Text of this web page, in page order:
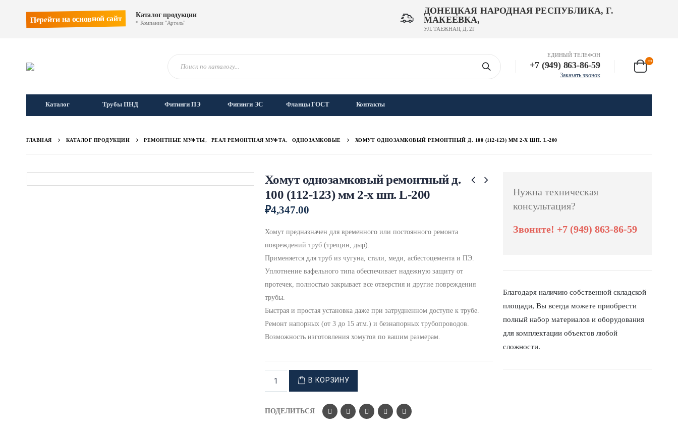
ДОНЕЦКАЯ НАРОДНАЯ РЕСПУБЛИКА, Г.
МАКЕЕВКА,
УЛ. ТАЁЖНАЯ, Д. 2Г
Перейти на основной сайт Каталог продукции
* Компании "Артель"
ЕДИНЫЙ ТЕЛЕФОН
+7 (949) 863-86-59
Заказать звонок
Каталог Трубы ПНД Фитинги ПЭ Фитинги ЭС Фланцы ГОСТ Контакты
ГЛАВНАЯ КАТАЛОГ ПРОДУКЦИИ РЕМОНТНЫЕ МУФТЫ, РЕАЛ РЕМОНТНАЯ МУФТА, ОДНОЗАМКОВЫЕ ХОМУТ ОДНОЗАМКОВЫЙ РЕМОНТНЫЙ Д. 100 (112-123) ММ 2-Х ШП. L-200
Хомут однозамковый ремонтный д.
100 (112-123) мм 2-х шп. L-200
₽4,347.00
Хомут предназначен для временного или постоянного ремонта
повреждений труб (трещин, дыр).
Применяется для труб из чугуна, стали, меди, асбестоцемента и ПЭ.
Уплотнение вафельного типа обеспечивает надежную защиту от
протечек, полностью закрывает все отверстия и другие повреждения
трубы.
Быстрая и простая установка даже при затрудненном доступе к трубе.
Ремонт напорных (от 3 до 15 атм.) и безнапорных трубопроводов.
Возможность изготовления хомутов по вашим размерам.
В КОРЗИНУ
ПОДЕЛИТЬСЯ
Нужна техническая
консультация?
Звоните! +7 (949) 863-86-59
Благодаря наличию собственной складской
площади, Вы всегда можете приобрести
полный набор материалов и оборудования
для комплектации объектов любой
сложности.